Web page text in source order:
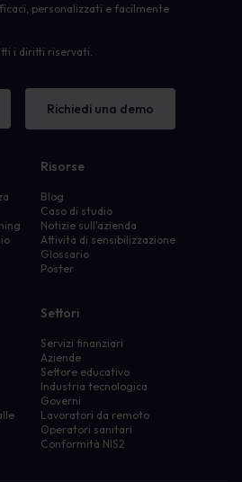
personalizzati e facilmente
i diritti riservati.
Richiedi una demo
Risorse
Blog
Caso di studio
Notizie sull'azienda
Attività di sensibilizzazione
Glossario
Poster
Settori
Servizi finanziari
Aziende
Settore educativo
Industria tecnologica
Governi
Lavoratori da remoto
Operatori sanitari
Conformità NIS2